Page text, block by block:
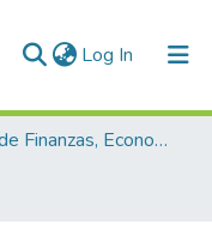
Log In (current)
Escuela de Finanzas, Economía y Gobierno